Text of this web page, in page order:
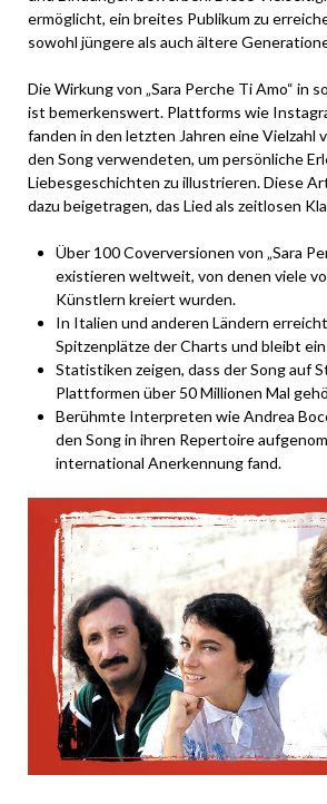
ermöglicht, ein breites Publikum zu
sowohl jüngere als auch ältere
Die Wirkung von „Sara Perche Ti Amo“ in
ist bemerkenswert. Plattforms wie
fanden in den letzten Jahren eine Vielzahl
den Song verwendeten, um persönliche
Liebesgeschichten zu illustrieren. Diese
dazu beigetragen, das Lied als zeitlosen
Über 100 Coverversionen von „Sara
existieren weltweit, von denen viele
Künstlern kreiert wurden.
In Italien und anderen Ländern
Spitzenplätze der Charts und bleibt
Statistiken zeigen, dass der Song auf
Plattformen über 50 Millionen Mal
Berühmte Interpreten wie Andrea
den Song in ihren Repertoire
international Anerkennung fand.